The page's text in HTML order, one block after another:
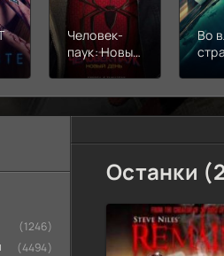
Человек-
паук: Новый
день (2026)
Во
(1246)
(4494)
Останки